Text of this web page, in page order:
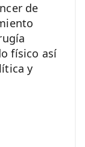
de
físico así
y